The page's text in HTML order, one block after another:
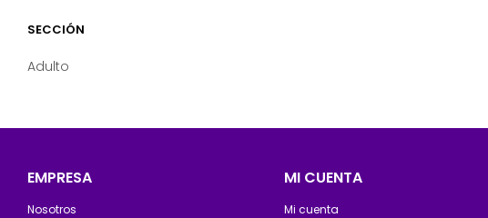
SECCIÓN
Adulto
EMPRESA
Nosotros
MI CUENTA
Mi cuenta